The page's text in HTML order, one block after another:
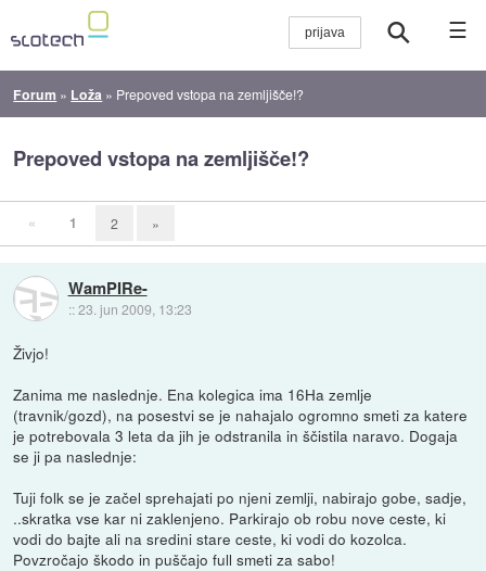
☰
Forum » Loža » Prepoved vstopa na zemljišče!?
Prepoved vstopa na zemljišče!?
« 1 2 »
WamPIRe-
::23. jun 2009, 13:23
Živjo!
Zanima me naslednje. Ena kolegica ima 16Ha zemlje
(travnik/gozd), na posestvi se je nahajalo ogromno smeti za katere
je potrebovala 3 leta da jih je odstranila in ščistila naravo. Dogaja
se ji pa naslednje:
Tuji folk se je začel sprehajati po njeni zemlji, nabirajo gobe, sadje,
..skratka vse kar ni zaklenjeno. Parkirajo ob robu nove ceste, ki
vodi do bajte ali na sredini stare ceste, ki vodi do kozolca.
Povzročajo škodo in puščajo full smeti za sabo!